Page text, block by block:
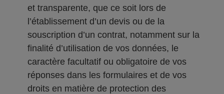
et transparente, que ce soit lors de
l’établissement d’un devis ou de la
souscription d’un contrat, notamment sur la
finalité d’utilisation de vos données, le
caractère facultatif ou obligatoire de vos
réponses dans les formulaires et de vos
droits en matière de protection des